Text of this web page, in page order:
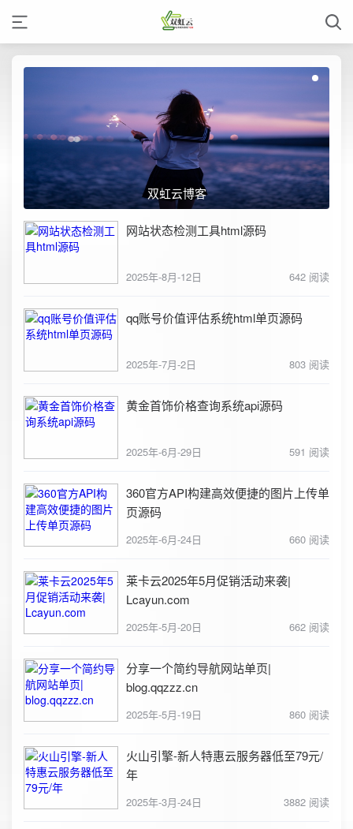
双虹云博客
网站状态检测工具html源码
2025年-8月-12日 642 阅读
qq账号价值评估系统html单页源码
2025年-7月-2日 803 阅读
黄金首饰价格查询系统api源码
2025年-6月-29日 591 阅读
360官方API构建高效便捷的图片上传单
页源码
2025年-6月-24日 660 阅读
莱卡云2025年5月促销活动来袭|
Lcayun.com
2025年-5月-20日 662 阅读
分享一个简约导航网站单页|
blog.qqzzz.cn
2025年-5月-19日 860 阅读
火山引擎-新人特惠云服务器低至79元/
年
2025年-3月-24日 3882 阅读